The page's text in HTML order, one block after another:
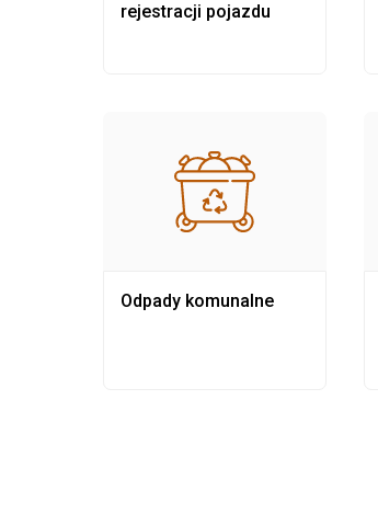
rejestracji pojazdu
Odpady komunalne